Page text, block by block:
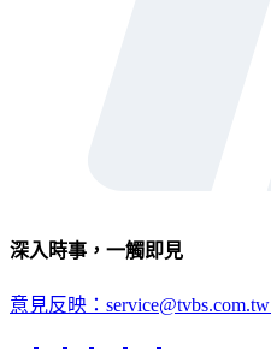
深入時事，一觸即見
意見反映：service@tvbs.com.tw